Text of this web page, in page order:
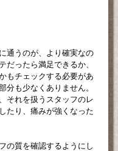
通うのが、より確実なの
だったら満足できるか、
もチェックする必要があ
分も少なくありません。
それを扱うスタッフのレ
たり、痛みが強くなった
の質を確認するようにし